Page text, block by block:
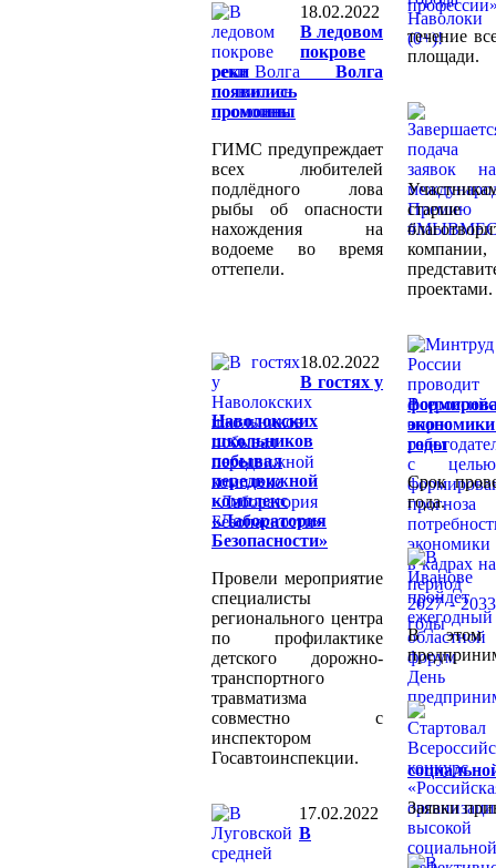
18.02.2022
В ледовом
покрове
реки Волга
появились
промоины
ГИМС предупреждает
всех любителей
подлёдного лова
рыбы об опасности
нахождения на
водоеме во время
оттепели.
18.02.2022
В гостях у
Наволокских
школьников
побывал
передвижной
комплекс
«Лаборатория
Безопасности»
Провели мероприятие
специалисты
регионального центра
по профилактике
детского дорожно-
транспортного
травматизма
совместно с
инспектором
Госавтоинспекции.
17.02.2022
В
течение
площади.
старше
проектами.
годы
Срок
года.
В этом
Заявки